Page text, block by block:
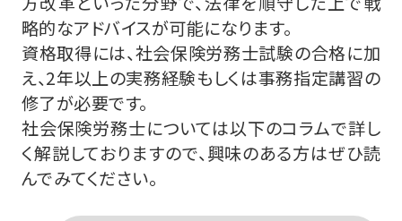
略的なアドバイスが可能になります。
資格取得には、社会保険労務士試験の合格に加
え、2年以上の実務経験もしくは事務指定講習の
修了が必要です。
社会保険労務士については以下のコラムで詳し
く解説しておりますので、興味のある方はぜひ読
んでみてください。